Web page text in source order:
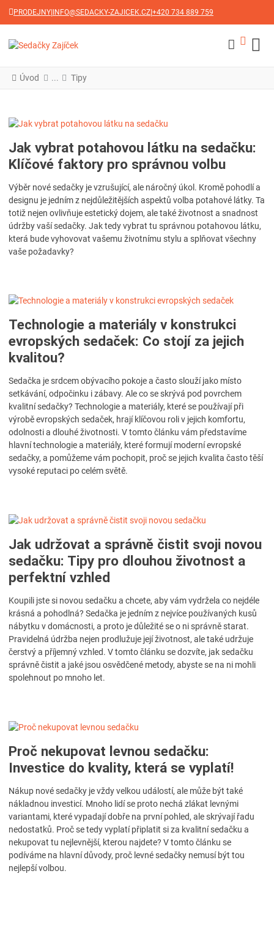
PRODEJNY|INFO@SEDACKY-ZAJICEK.CZ|+420 734 889 759
Úvod Tipy
Jak vybrat potahovou látku na sedačku:
Klíčové faktory pro správnou volbu
Výběr nové sedačky je vzrušující, ale náročný úkol. Kromě pohodlí a
designu je jedním z nejdůležitějších aspektů volba potahové látky. Ta
totiž nejen ovlivňuje estetický dojem, ale také životnost a snadnost
údržby vaší sedačky. Jak tedy vybrat tu správnou potahovou látku,
která bude vyhovovat vašemu životnímu stylu a splňovat všechny
vaše požadavky?
Technologie a materiály v konstrukci
evropských sedaček: Co stojí za jejich
kvalitou?
Sedačka je srdcem obývacího pokoje a často slouží jako místo
setkávání, odpočinku i zábavy. Ale co se skrývá pod povrchem
kvalitní sedačky? Technologie a materiály, které se používají při
výrobě evropských sedaček, hrají klíčovou roli v jejich komfortu,
odolnosti a dlouhé životnosti. V tomto článku vám představíme
hlavní technologie a materiály, které formují moderní evropské
sedačky, a pomůžeme vám pochopit, proč se jejich kvalita často těší
vysoké reputaci po celém světě.
Jak udržovat a správně čistit svoji novou
sedačku: Tipy pro dlouhou životnost a
perfektní vzhled
Koupili jste si novou sedačku a chcete, aby vám vydržela co nejdéle
krásná a pohodlná? Sedačka je jedním z nejvíce používaných kusů
nábytku v domácnosti, a proto je důležité se o ni správně starat.
Pravidelná údržba nejen prodlužuje její životnost, ale také udržuje
čerstvý a příjemný vzhled. V tomto článku se dozvíte, jak sedačku
správně čistit a jaké jsou osvědčené metody, abyste se na ni mohli
spolehnout po mnoho let.
Proč nekupovat levnou sedačku:
Investice do kvality, která se vyplatí!
Nákup nové sedačky je vždy velkou událostí, ale může být také
nákladnou investicí. Mnoho lidí se proto nechá zlákat levnými
variantami, které vypadají dobře na první pohled, ale skrývají řadu
nedostatků. Proč se tedy vyplatí připlatit si za kvalitní sedačku a
nekupovat tu nejlevnější, kterou najdete? V tomto článku se
podíváme na hlavní důvody, proč levné sedačky nemusí být tou
nejlepší volbou.